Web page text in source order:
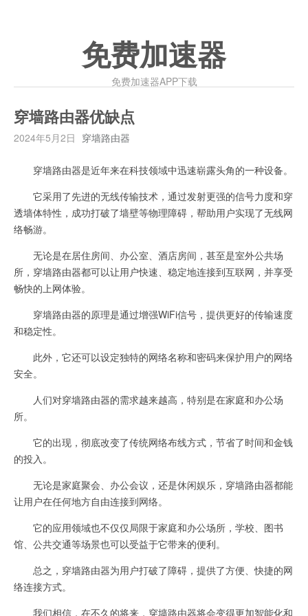
免费加速器
免费加速器APP下载
穿墙路由器优缺点
2024年5月2日 穿墙路由器
穿墙路由器是近年来在科技领域中迅速崭露头角的一种设备。
它采用了先进的无线传输技术，通过发射更强的信号力度和穿
透墙体特性，成功打破了墙壁等物理障碍，帮助用户实现了无线网
络畅游。
无论是在居住房间、办公室、酒店房间，甚至是室外公共场
所，穿墙路由器都可以让用户快速、稳定地连接到互联网，并享受
畅快的上网体验。
穿墙路由器的原理是通过增强WiFi信号，提供更好的传输速度
和稳定性。
此外，它还可以设定独特的网络名称和密码来保护用户的网络
安全。
人们对穿墙路由器的需求越来越高，特别是在家庭和办公场
所。
它的出现，彻底改变了传统网络布线方式，节省了时间和金钱
的投入。
无论是家庭聚会、办公会议，还是休闲娱乐，穿墙路由器都能
让用户在任何地方自由连接到网络。
它的应用领域也不仅仅局限于家庭和办公场所，学校、图书
馆、公共交通等场景也可以受益于它带来的便利。
总之，穿墙路由器为用户打破了障碍，提供了方便、快捷的网
络连接方式。
我们相信，在不久的将来，穿墙路由器将会变得更加智能化和